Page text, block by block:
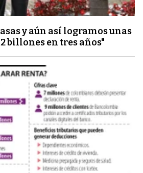
y aún así logramos unas
billones en tres años"